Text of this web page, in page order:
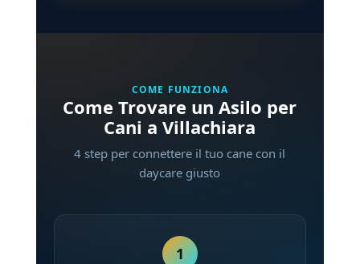
COME FUNZIONA
Come Trovare un Asilo per
Cani a Villachiara
4 step per connettere il tuo cane con il
daycare giusto
1